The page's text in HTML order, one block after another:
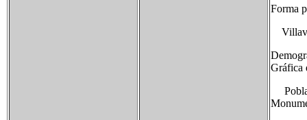
Forma
Gráfica